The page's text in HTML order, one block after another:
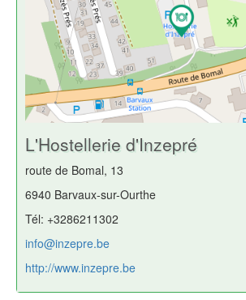
L'Hostellerie d'Inzepré
route de Bomal, 13
6940 Barvaux-sur-Ourthe
Tél: +3286211302
info@inzepre.be
http://www.inzepre.be